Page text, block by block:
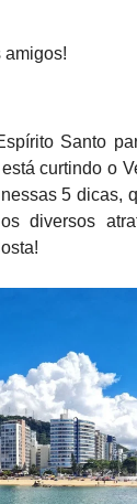
amigos!
Santo
curtindo o
5 dicas,
diversos